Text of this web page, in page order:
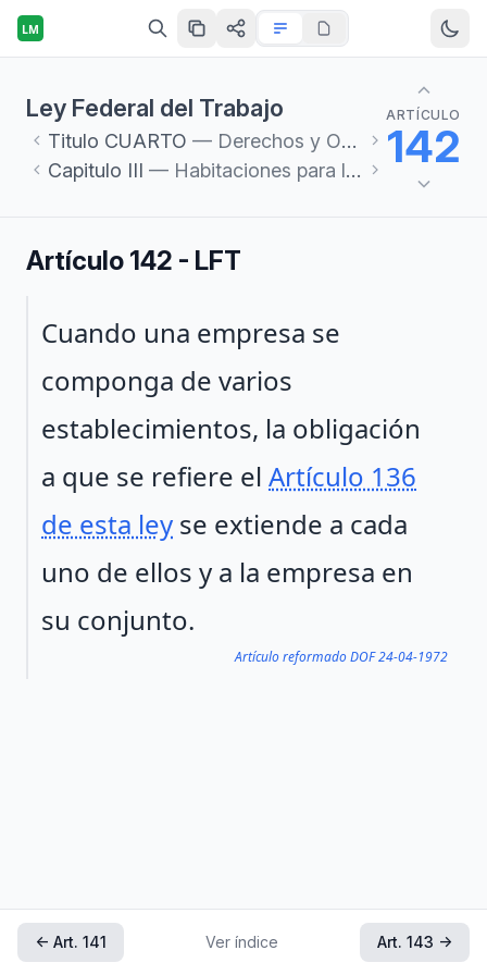
LM
Ley Federal del Trabajo
Titulo CUARTO — Derechos y Obligaciones de los Trabajadores y de los Patrones
Capitulo III — Habitaciones para los trabajadores
ARTÍCULO
142
Artículo 142 - LFT
Párrafo 1
Cuando una empresa se
componga de varios
establecimientos, la obligación
a que se refiere el Artículo 136
de esta ley se extiende a cada
uno de ellos y a la empresa en
su conjunto.
Artículo reformado DOF 24-04-1972
← Art. 141 Ver índice Art. 143 →